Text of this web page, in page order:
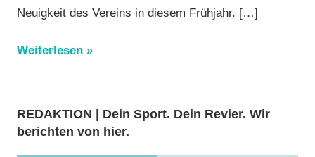
Neuigkeit des Vereins in diesem Frühjahr. […]
Weiterlesen
REDAKTION | Dein Sport. Dein Revier. Wir
berichten von hier.